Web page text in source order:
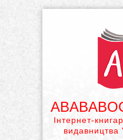
Інтернет-